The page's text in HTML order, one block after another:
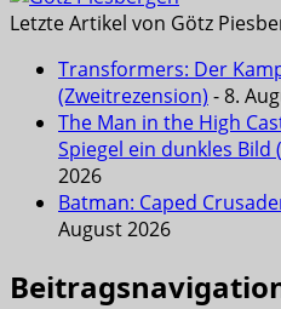
Letzte Artikel von Götz
Transformers: Der
(Zweitrezension) - 8.
The Man in the High
Spiegel ein dunkles Bild
2026
Batman: Caped
August 2026